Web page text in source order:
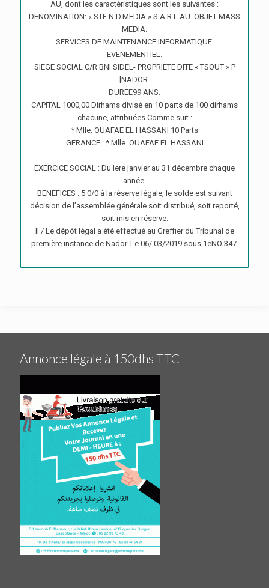
AU, dont les caractéristiques sont les suivantes :
DENOMINATION: « STE N.D.MEDIA » S.A.R.L AU. OBJET MASS
MEDIA.
SERVICES DE MAINTENANCE INFORMATIQUE.
EVENEMENTIEL.
SIEGE SOCIAL C/R BNI SIDEL- PROPRIETE DITE « TSOUT » P
[NADOR.
DUREE99 ANS.
CAPITAL 1000,00 Dirhams divisé en 10 parts de 100 dirhams
chacune, attribuées Comme suit :
* Mlle. OUAFAE EL HASSANI 10 Parts
GERANCE : * Mlle. OUAFAE EL HASSANI
EXERCICE SOCIAL : Du lere janvier au 31 décembre chaque
année.
BENEFICES : 5 0/0 à la réserve légale, le solde est suivant
décision de l’assemblée générale soit distribué, soit reporté,
soit mis en réserve.
II / Le dépôt légal a été effectué au Greffier du Tribunal de
première instance de Nador. Le 06/ 03/2019 sous 1eNO 347.
Annonce légale à 150dhs TTC